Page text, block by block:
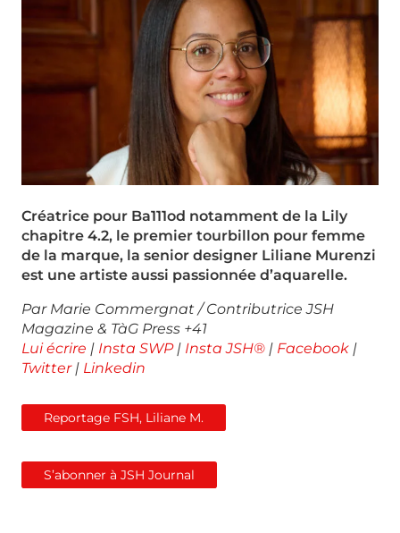
Créatrice pour Ba111od notamment de la Lily
chapitre 4.2, le premier tourbillon pour femme
de la marque, la senior designer Liliane Murenzi
est une artiste aussi passionnée d’aquarelle.
Par Marie Commergnat / Contributrice JSH
Magazine & TàG Press +41
Lui écrire | Insta SWP| Insta JSH® | Facebook |
Twitter| Linkedin
Reportage FSH, Liliane M.
S’abonner à JSH Journal